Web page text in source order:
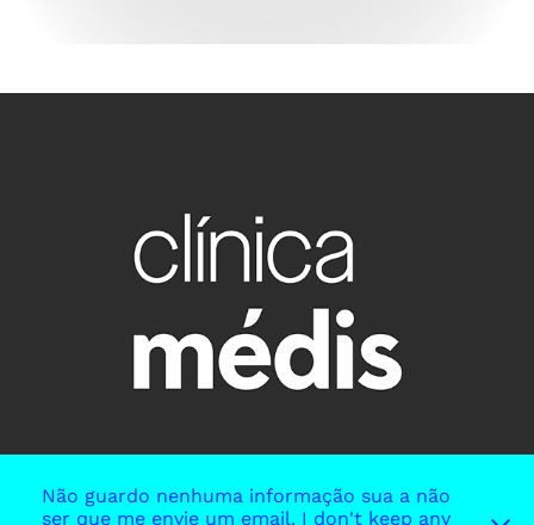
Não guardo nenhuma informação sua a não
ser que me envie um email. I don't keep any